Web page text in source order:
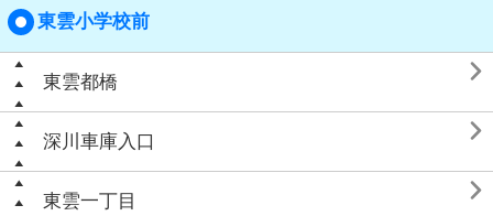
東雲小学校前
東雲都橋 
深川車庫入口 
東雲一丁目 